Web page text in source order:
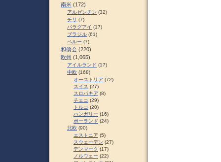
南米 (172)
アルゼンチン (32)
チリ (7)
パラグアイ (17)
ブラジル (61)
ペルー (7)
和僑会 (220)
欧州 (1,065)
アイルランド (17)
中欧 (168)
オーストリア (72)
スイス (27)
スロパキア (8)
チェコ (29)
トルコ (20)
ハンガリー (16)
ポーランド (24)
北欧 (90)
エストニア (5)
スウェーデン (27)
デンマーク (17)
ノルウェー (22)